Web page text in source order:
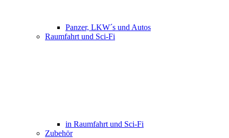
Panzer, LKW´s und Autos
Raumfahrt und Sci-Fi
in Raumfahrt und Sci-Fi
Zubehör